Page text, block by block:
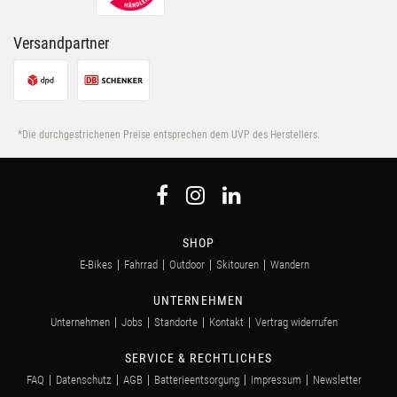
Versandpartner
*Die durchgestrichenen Preise entsprechen dem UVP des Herstellers.
SHOP
E-Bikes Fahrrad Outdoor Skitouren Wandern
UNTERNEHMEN
Unternehmen Jobs Standorte Kontakt Vertrag widerrufen
SERVICE & RECHTLICHES
FAQ Datenschutz AGB Batterieentsorgung Impressum Newsletter